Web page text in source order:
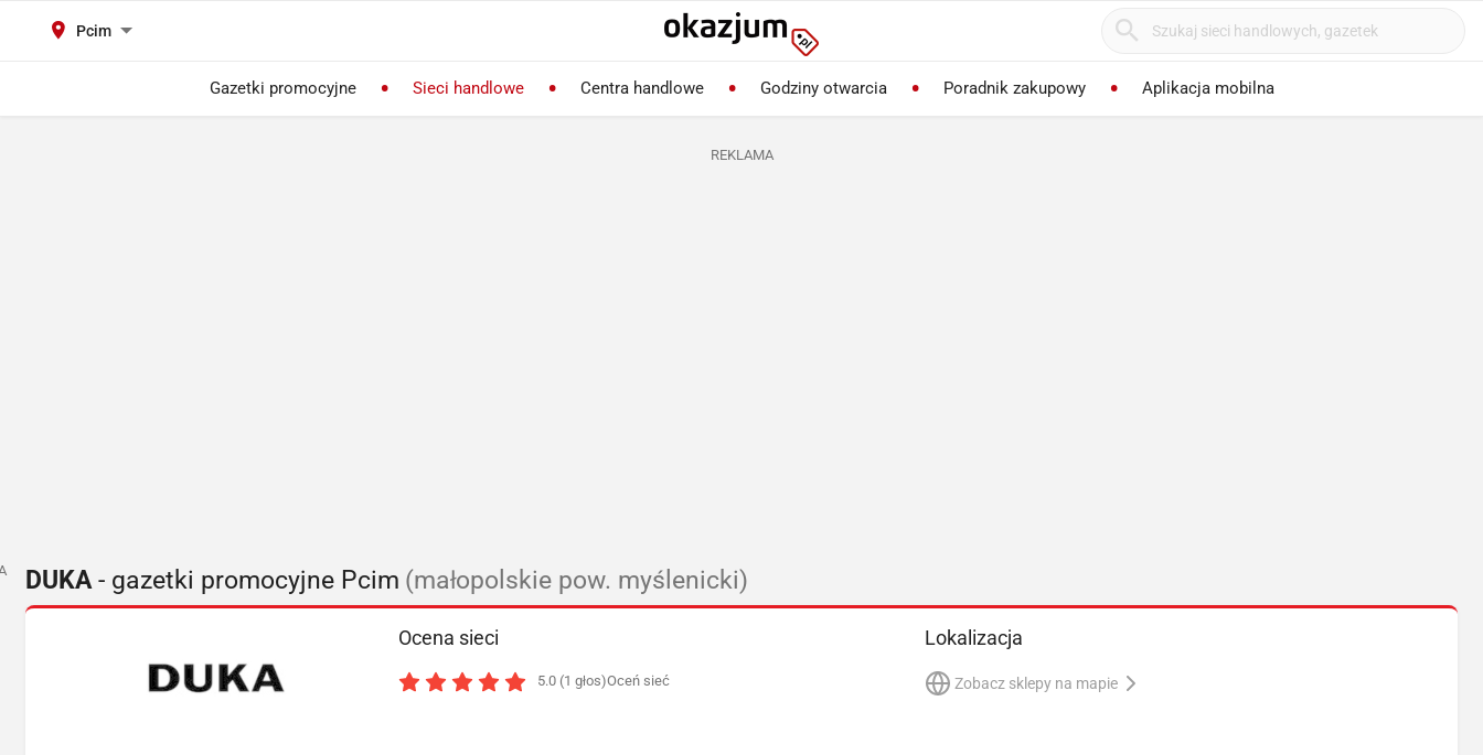
Pcim
Gazetki promocyjne Sieci handlowe Centra handlowe Godziny otwarcia Poradnik zakupowy Aplikacja mobilna
REKLAMA
DUKA- gazetki promocyjne Pcim (małopolskie pow. myślenicki)
Ocena sieci
5.0 (1 głos)Oceń sieć
Lokalizacja
Zobacz sklepy na mapie